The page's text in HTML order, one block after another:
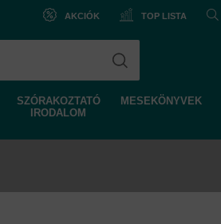
AKCIÓK TOP LISTA
SZÓRAKOZTATÓ
IRODALOM
MESEKÖNYVEK